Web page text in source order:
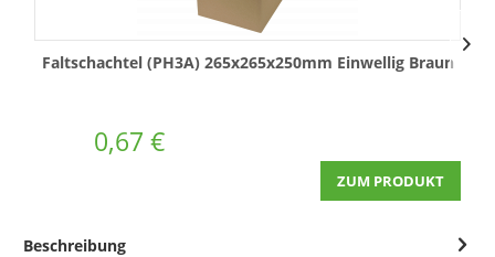
Faltschachtel (PH3A) 265x265x250mm Einwellig Braun
0,67 €
ZUM PRODUKT
Beschreibung